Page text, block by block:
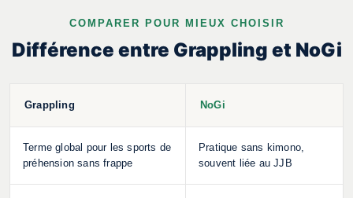
COMPARER POUR MIEUX CHOISIR
Différence entre Grappling et NoGi
Grappling NoGi
Terme global pour les sports de
préhension sans frappe
Pratique sans kimono,
souvent liée au JJB